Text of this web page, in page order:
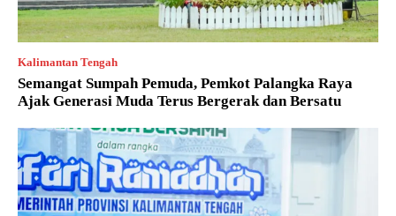
Kalimantan Tengah
Semangat Sumpah Pemuda, Pemkot Palangka Raya
Ajak Generasi Muda Terus Bergerak dan Bersatu